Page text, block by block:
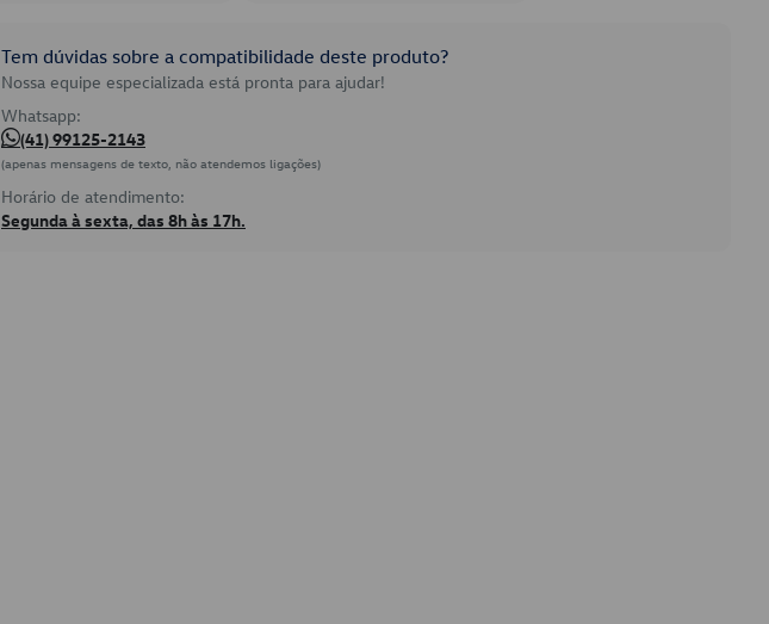
Tem dúvidas sobre a compatibilidade deste produto?
Nossa equipe especializada está pronta para ajudar!
Whatsapp:
(41) 99125-2143
(apenas mensagens de texto, não atendemos ligações)
Horário de atendimento:
Segunda à sexta, das 8h às 17h.